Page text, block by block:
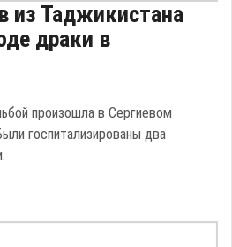
из Таджикистана
драки в
произошла в Сергиевом
госпитализированы два